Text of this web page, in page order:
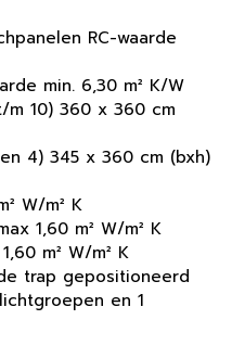
RC-waarde
min. 6,30 m² K/W
m 10) 360 x 360 cm
4) 345 x 360 cm (bxh)
W/m² K
1,60 m² W/m² K
m² W/m² K
trap gepositioneerd
en 1